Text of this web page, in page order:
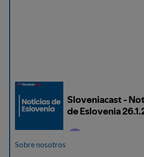
Sobre nosotros